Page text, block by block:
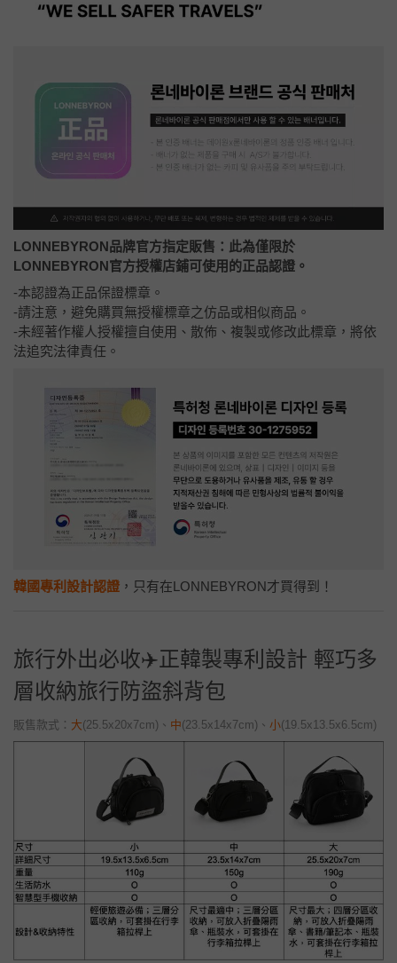
LONNEBYRON品牌官方指定販售： 此為僅限於
LONNEBYRON官方授權店鋪可使用的正品認證。
-本認證為正品保證標章。
-請注意，避免購買無授權標章之仿品或相似商品。
-未經著作權人授權擅自使用、散佈、複製或修改此標章，將依
法追究法律責任。
韓國專利設計認證 ，只有在LONNEBYRON才買得到！
旅行外出必收✈️正韓製專利設計 輕巧多
層收納旅行防盜斜背包
販售款式： 大(25.5x20x7cm) 、 中(23.5x14x7cm) 、 小(19.5x13.5x6.5cm)